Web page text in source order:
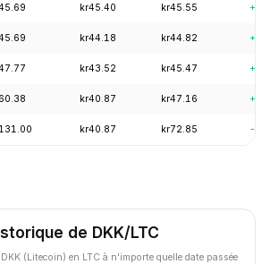
kr45.40 kr45.55
kr44.18 kr44.82
kr43.52 kr45.47
kr40.87 kr47.16
kr40.87 kr72.85 -
de DKK/LTC
(Litecoin) en LTC à n'importe quelle date passée